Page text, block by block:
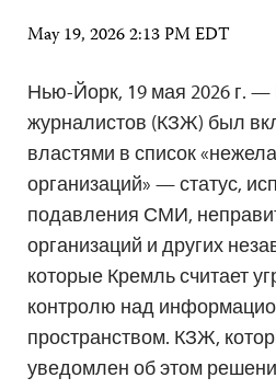
May 19, 2026 2:13 PM EDT
Нью-Йорк, 19 мая 2026 г. —
журналистов (КЗЖ) был
властями в список
организаций» — статус,
подавления СМИ,
организаций и других
которые Кремль считает
контролю над
пространством. КЗЖ,
уведомлен об этом